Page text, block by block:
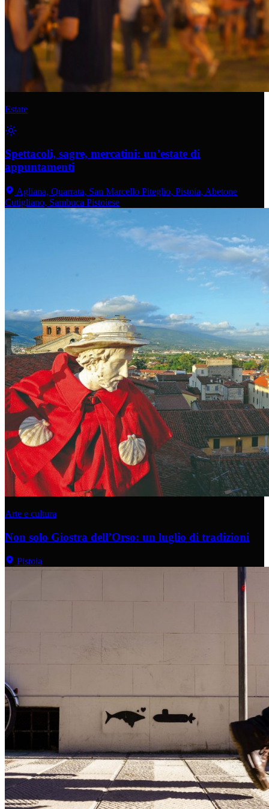
Estate
Spettacoli, sagre, mercatini: un’estate di
appuntamenti
Agliana, Quarrata, San Marcello Piteglio, Pistoia, Abetone
Cutigliano, Sambuca Pistoiese
Arte e cultura
Non solo Giostra dell’Orso: un luglio di tradizioni
Pistoia